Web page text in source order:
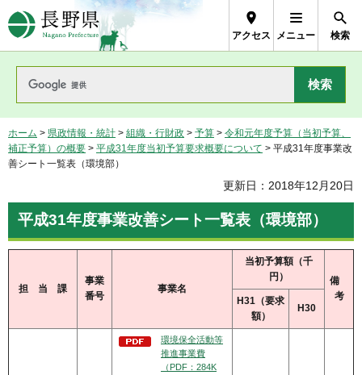
長野県Nagano Prefecture
アクセス メニュー 検索
ホーム > 県政情報・統計 > 組織・行財政 > 予算 > 令和元年度予算（当初予算、
補正予算）の概要 > 平成31年度当初予算要求概要について > 平成31年度事業改
善シート一覧表（環境部）
更新日：2018年12月20日
平成31年度事業改善シート一覧表（環境部）
担 当 課
事業
番号
事業名
当初予算額（千
円）
備
考
H31（要求
額）
H30
環境保全活動等
推進事業費
（PDF：284K